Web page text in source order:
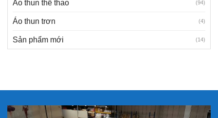
Áo thun thể thao (94)
Áo thun trơn (4)
Sản phẩm mới (14)